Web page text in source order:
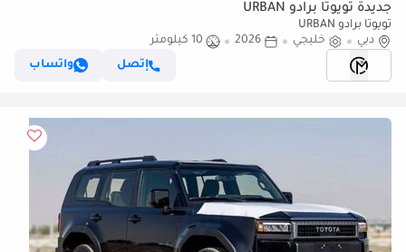
جديدة تويوتا برادو URBAN
تويوتا برادو URBAN
دبي
خليجي 2026
10 كيلومتر
إتصل
واتساب